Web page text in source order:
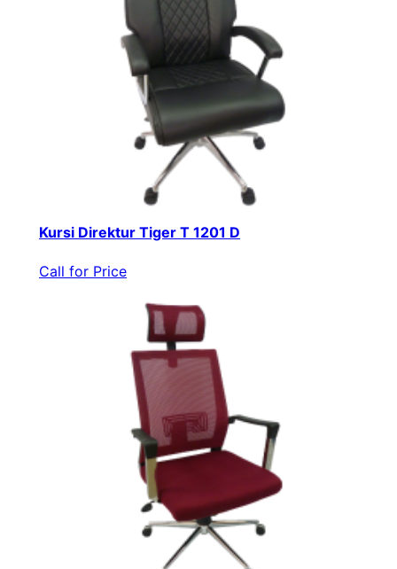
Kursi Direktur Tiger T 1201 D
Call for Price